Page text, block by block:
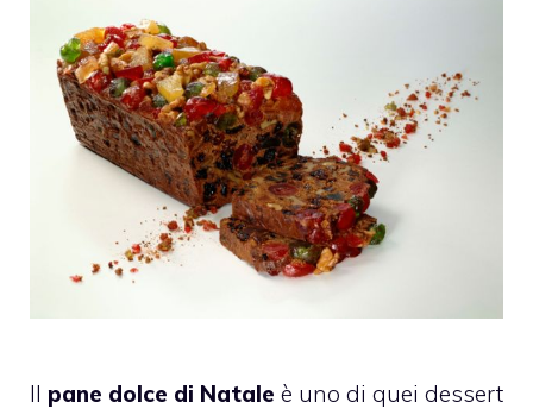
Il pane dolce di Natale è uno di quei dessert